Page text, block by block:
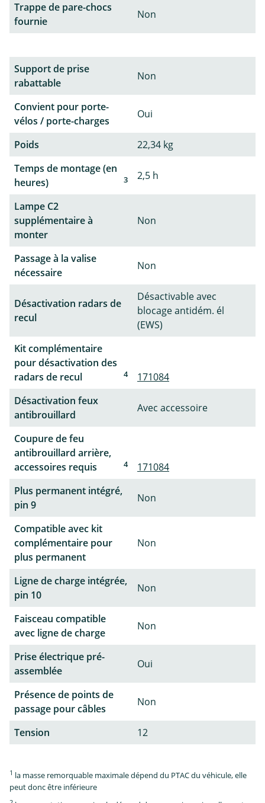
Trappe de pare-chocs
fournie
Non
Support de prise
rabattable
Non
Convient pour porte-
vélos / porte-charges
Oui
Poids
22,34 kg
Temps de montage (en
heures)
3 2,5 h
Lampe C2
supplémentaire à
monter
Non
Passage à la valise
nécessaire
Non
Désactivation radars de
recul
Désactivable avec
blocage antidém. él
(EWS)
Kit complémentaire
pour désactivation des
radars de recul
4
171084
Désactivation feux
antibrouillard
Avec accessoire
Coupure de feu
antibrouillard arrière,
accessoires requis
4
171084
Plus permanent intégré,
pin 9
Non
Compatible avec kit
complémentaire pour
plus permanent
Non
Ligne de charge intégrée,
pin 10
Non
Faisceau compatible
avec ligne de charge
Non
Prise électrique pré-
assemblée
Oui
Présence de points de
passage pour câbles
Non
Tension 12
1 la masse remorquable maximale dépend du PTAC du véhicule, elle
peut donc être inférieure